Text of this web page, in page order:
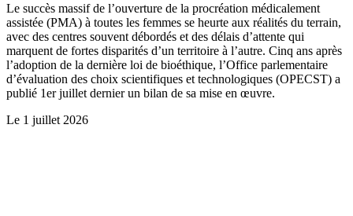
Le succès massif de l’ouverture de la procréation médicalement
assistée (PMA) à toutes les femmes se heurte aux réalités du terrain,
avec des centres souvent débordés et des délais d’attente qui
marquent de fortes disparités d’un territoire à l’autre. Cinq ans après
l’adoption de la dernière loi de bioéthique, l’Office parlementaire
d’évaluation des choix scientifiques et technologiques (OPECST) a
publié 1er juillet dernier un bilan de sa mise en œuvre.
Le 1 juillet 2026